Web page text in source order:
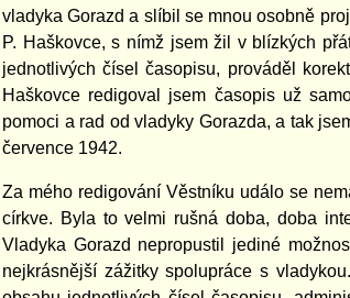
vladyka Gorazd a slíbil se mnou osobně
P. Haškovce, s nímž jsem žil v blízkých
jednotlivých čísel časopisu, prováděl
Haškovce redigoval jsem časopis už
pomoci a rad od vladyky Gorazda, a tak
července 1942.
Za mého redigování Věstníku událo se
církve. Byla to velmi rušná doba, doba
Vladyka Gorazd nepropustil jediné
nejkrásnější zážitky spolupráce s